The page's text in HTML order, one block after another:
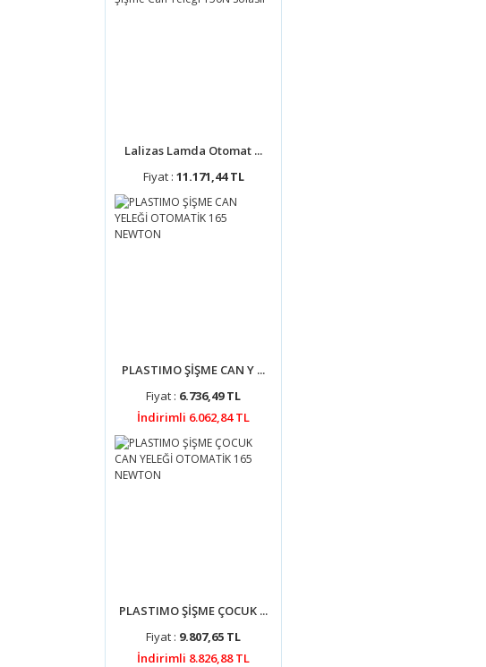
Lalizas Lamda Otomat ...
Fiyat : 11.171,44 TL
PLASTIMO ŞİŞME CAN Y ...
Fiyat : 6.736,49 TL
İndirimli 6.062,84 TL
PLASTIMO ŞİŞME ÇOCUK ...
Fiyat : 9.807,65 TL
İndirimli 8.826,88 TL